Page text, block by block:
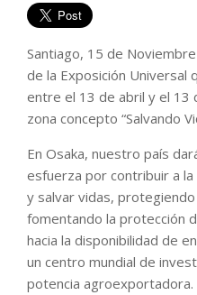
Santiago, 15 de
de la Exposición Universal
entre el 13 de abril y el 13
zona concepto “Salvando
En Osaka, nuestro país
esfuerza por contribuir a
y salvar vidas,
fomentando la protección
hacia la disponibilidad de
un centro mundial de
potencia agroexportadora.